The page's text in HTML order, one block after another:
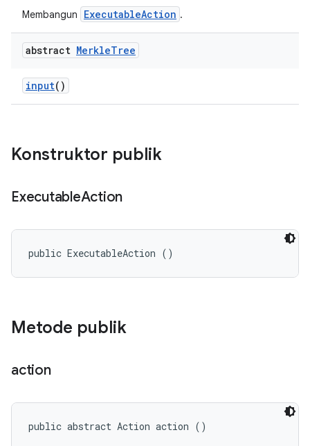
Membangun ExecutableAction .
abstract MerkleTree
input()
Konstruktor publik
ExecutableAction
public ExecutableAction ()
Metode publik
action
public abstract Action action ()